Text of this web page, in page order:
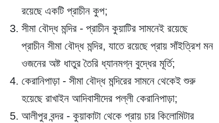
রয়েছে একটি প্রাচীন কুপ;
সীমা বৌদ্ধ মন্দির - প্রাচীন কুয়াটির সামনেই রয়েছে
প্রাচীন সীমা বৌদ্ধ মন্দির, যাতে রয়েছে প্রায় সাঁইত্রিশ মন
ওজনের অষ্ট ধাতুর তৈরি ধ্যানমগ্ন বুদ্ধের মূর্তি;
কেরানিপাড়া- সীমা বৌদ্ধ মন্দিরের সামনে থেকেই শুরু
হয়েছে রাখাইন আদিবাসীদের পল্লী কেরানিপাড়া;
আলীপুর বন্দর - কুয়াকাটা থেকে প্রায় চার কিলোমিটার